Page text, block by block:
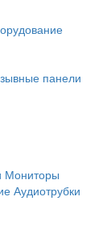
панели
Мониторы
Аудиотрубки